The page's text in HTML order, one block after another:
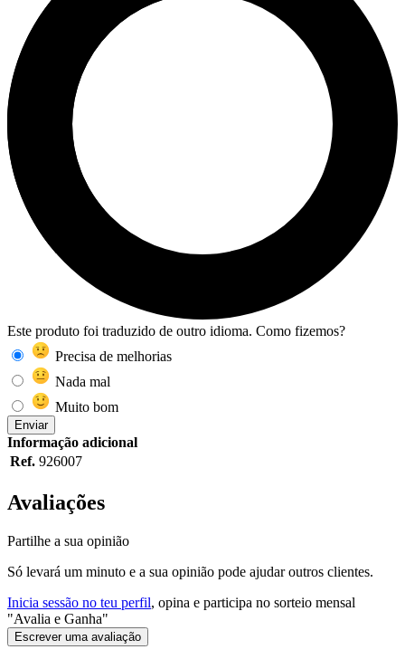
Este produto foi traduzido de outro idioma. Como fizemos?
Precisa de melhorias
Nada mal
Muito bom
Enviar
Informação adicional
Ref. 926007
Avaliações
Partilhe a sua opinião
Só levará um minuto e a sua opinião pode ajudar outros clientes.
Inicia sessão no teu perfil, opina e participa no sorteio mensal
"Avalia e Ganha"
Escrever uma avaliação